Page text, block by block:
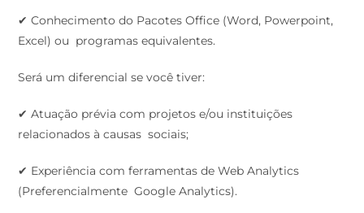
✔ Conhecimento do Pacotes Office (Word, Powerpoint,
Excel) ou programas equivalentes.
Será um diferencial se você tiver:
✔ Atuação prévia com projetos e/ou instituições
relacionados à causas sociais;
✔ Experiência com ferramentas de Web Analytics
(Preferencialmente Google Analytics).